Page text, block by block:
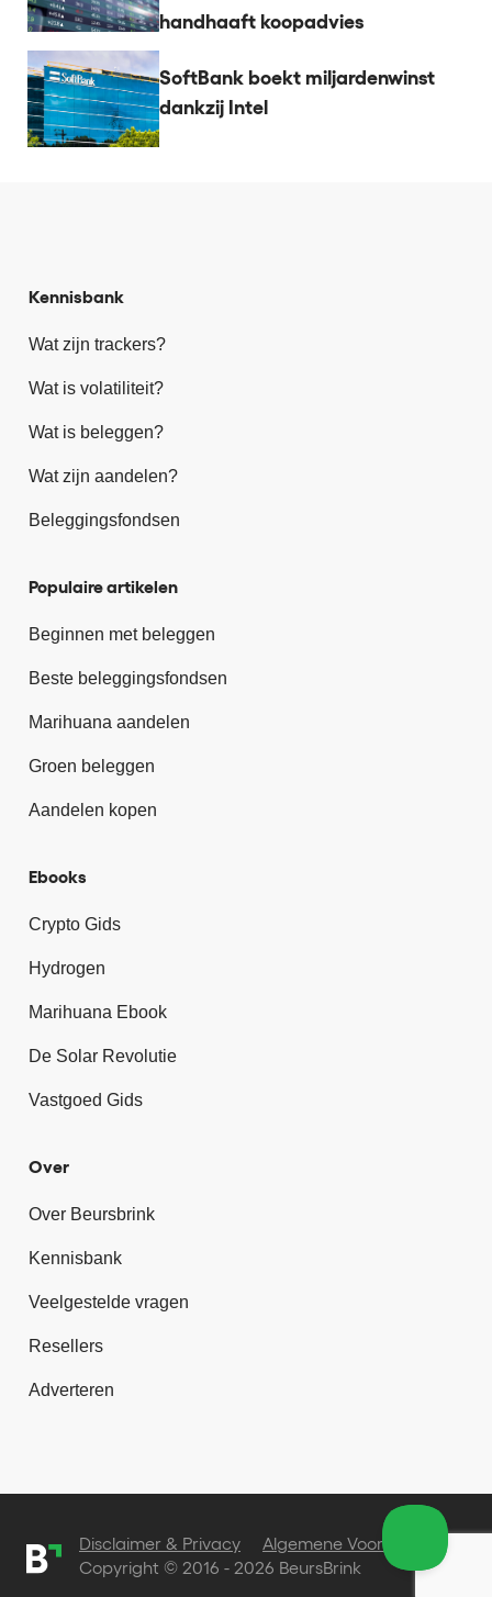
handhaaft koopadvies
SoftBank boekt miljardenwinst
dankzij Intel
Kennisbank
Wat zijn trackers?
Wat is volatiliteit?
Wat is beleggen?
Wat zijn aandelen?
Beleggingsfondsen
Populaire artikelen
Beginnen met beleggen
Beste beleggingsfondsen
Marihuana aandelen
Groen beleggen
Aandelen kopen
Ebooks
Crypto Gids
Hydrogen
Marihuana Ebook
De Solar Revolutie
Vastgoed Gids
Over
Over Beursbrink
Kennisbank
Veelgestelde vragen
Resellers
Adverteren
Copyright © 2016 - 2026 BeursBrink
Disclaimer & Privacy Algemene Voorwaarden